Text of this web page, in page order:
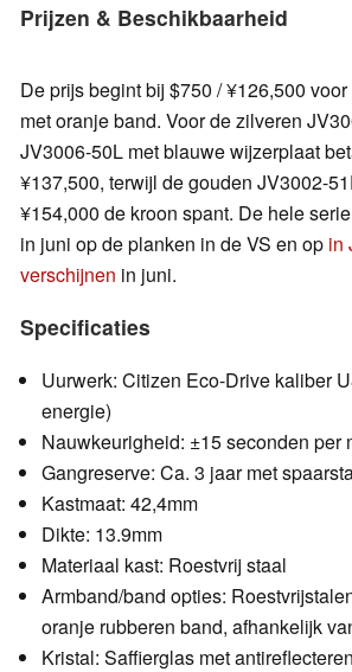
Prijzen & Beschikbaarheid
De prijs begint bij $750 / ¥126,500
met oranje band. Voor de zilveren
JV3006-50L met blauwe wijzerplaat
¥137,500, terwijl de gouden JV3002-
¥154,000 de kroon spant. De hele
in juni op de planken in de VS en op in
verschijnen in juni.
Specificaties
Uurwerk: Citizen Eco-Drive kaliber
energie)
Nauwkeurigheid: ±15 seconden per
Gangreserve: Ca. 3 jaar met
Kastmaat: 42,4mm
Dikte: 13.9mm
Materiaal kast: Roestvrij staal
Armband/band opties:
oranje rubberen band, afhankelijk
Kristal: Saffierglas met